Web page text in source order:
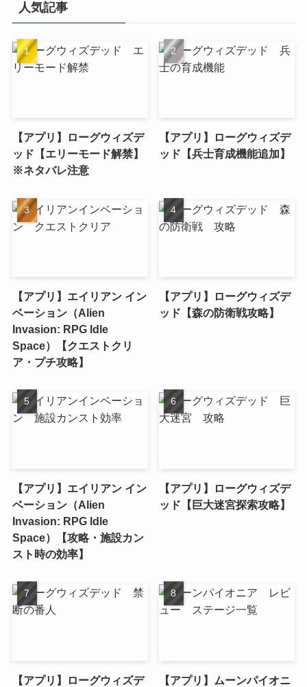
人気記事
【アプリ】ローグウィズデ
ッド【エリーモード解禁】
※ネタバレ注意
【アプリ】ローグウィズデ
ッド【兵士育成機能追加】
【アプリ】エイリアン イン
ベーション（Alien
Invasion: RPG Idle
Space）【クエストクリ
ア・プチ攻略】
【アプリ】ローグウィズデ
ッド【森の防衛戦攻略】
【アプリ】エイリアン イン
ベーション（Alien
Invasion: RPG Idle
Space）【攻略・施設カン
スト時の効率】
【アプリ】ローグウィズデ
ッド【巨大迷宮探索攻略】
【アプリ】ローグウィズデ
【アプリ】ムーンパイオニ